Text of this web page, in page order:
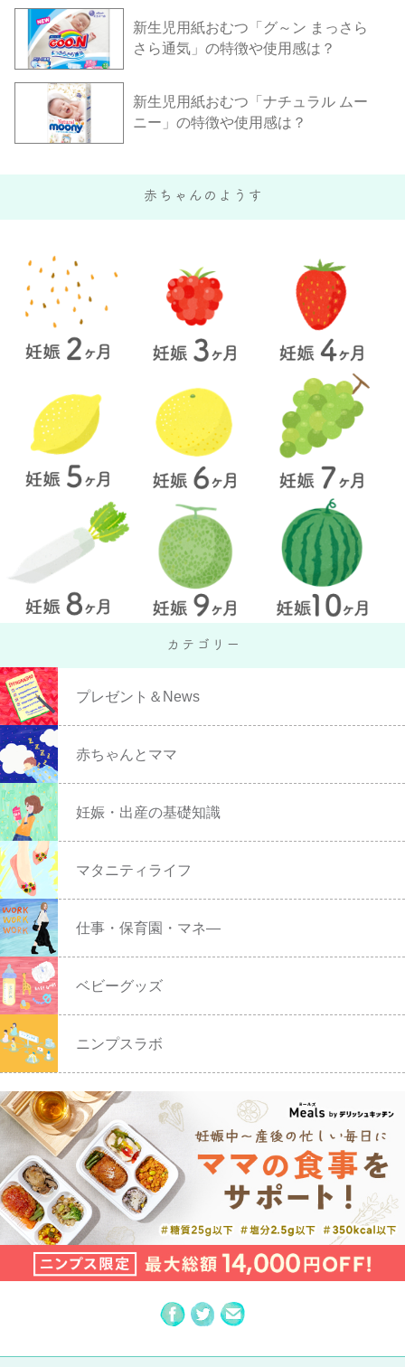
新生児用紙おむつ「グ～ン まっさら
さら通気」の特徴や使用感は？
新生児用紙おむつ「ナチュラル ムー
ニー」の特徴や使用感は？
プレゼント＆News
赤ちゃんとママ
妊娠・出産の基礎知識
マタニティライフ
仕事・保育園・マネ―
ベビーグッズ
ニンプスラボ